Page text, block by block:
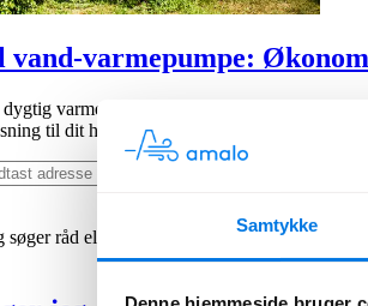
Samtykke
varmepumpe:
varmepumpeinstallatør i Munkebo?
til dit hjem eller virksomhed. Få en
råd eller et tilbud på opsætning af en